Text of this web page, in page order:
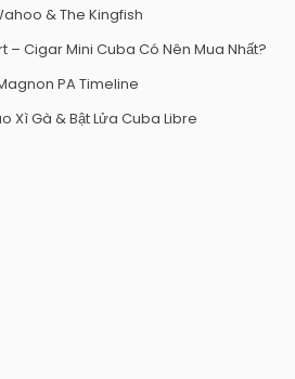
& The Kingfish
– Cigar Mini Cuba Có Nên Mua Nhất?
PA Timeline
Xì Gà & Bật Lửa Cuba Libre